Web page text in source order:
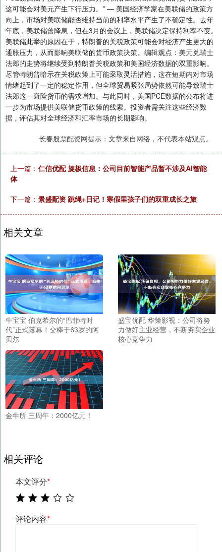
这可能会对美元产生下行压力。” — 美国经济学家在美联储的政策方
向上，市场对美联储能否维持当前的利率水平产生了不确定性。去年
年底，美联储曾降息，但在3月的会议上，美联储决定保持利率不变。
美联储此举的原因在于，特朗普的关税政策可能会对经济产生更大的
通胀压力，从而影响美联储的货币政策决策。编辑观点：美元兑瑞士
法郎的走势将继续受到特朗普关税政策和美国经济数据的双重影响。
尽管特朗普暗示在关税政策上可能采取灵活措施，这在短期内对市场
情绪起到了一定的稳定作用，但全球贸易紧张局势依然可能导致瑞士
法郎这一避险货币的需求增加。与此同时，美国PCE数据的公布将进
一步为市场提供美联储货币政策的线索。投资者需关注这些经济数
据，评估其对全球经济和汇率市场的长期影响。
长春股票配资网提示：文章来自网络，不代表本站观点。
上一篇： 仁信优配 旋极信息：公司目前智能产品暂不涉及AI智能
体
下一篇： 景盛配资 跳绳+日记！寒假里孩子们的双重成长之旅
相关文章
牛宝宝 伯克希尔的“巴菲特时
代”正式落幕！交棒于63岁的阿
贝尔
盛宝优配 华策影视：公司将努
力做好主业经营，不断夯实企业
核心竞争力
金牛所 三周年：2000亿元！
相关评论
本文评分*
评论内容*